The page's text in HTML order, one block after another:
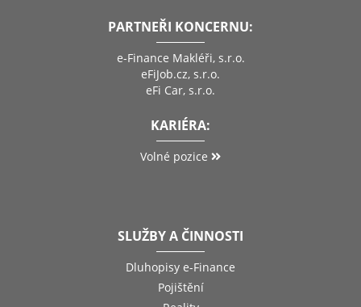
PARTNEŘI KONCERNU:
e-Finance Makléři, s.r.o.
eFiJob.cz, s.r.o.
eFi Car, s.r.o.
KARIÉRA:
Volné pozice
SLUŽBY A ČINNOSTI
Dluhopisy e-Finance
Pojištění